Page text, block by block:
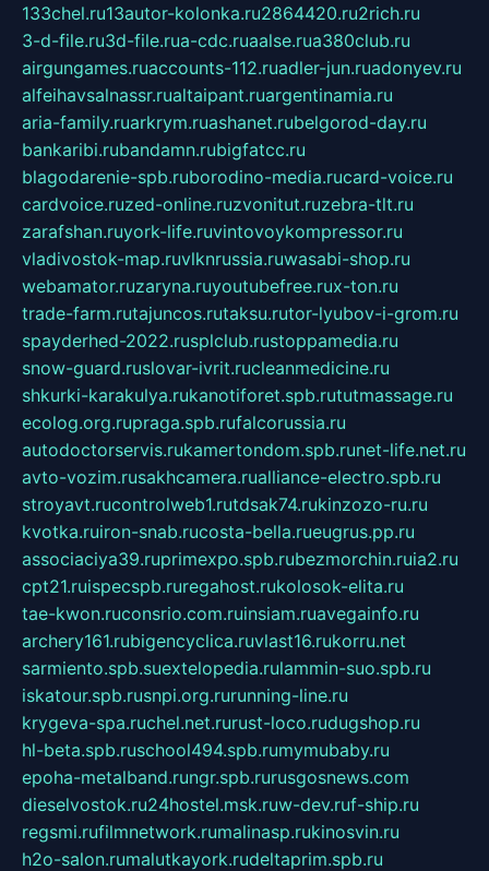
133chel.ru13autor-kolonka.ru2864420.ru2rich.ru
3-d-file.ru3d-file.rua-cdc.ruaalse.rua380club.ru
airgungames.ruaccounts-112.ruadler-jun.ruadonyev.ru
alfeihavsalnassr.rualtaipant.ruargentinamia.ru
aria-family.ruarkrym.ruashanet.rubelgorod-day.ru
bankaribi.rubandamn.rubigfatcc.ru
blagodarenie-spb.ruborodino-media.rucard-voice.ru
cardvoice.ruzed-online.ruzvonitut.ruzebra-tlt.ru
zarafshan.ruyork-life.ruvintovoykompressor.ru
vladivostok-map.ruvlknrussia.ruwasabi-shop.ru
webamator.ruzaryna.ruyoutubefree.rux-ton.ru
trade-farm.rutajuncos.rutaksu.rutor-lyubov-i-grom.ru
spayderhed-2022.rusplclub.rustoppamedia.ru
snow-guard.ruslovar-ivrit.rucleanmedicine.ru
shkurki-karakulya.rukanotiforet.spb.rututmassage.ru
ecolog.org.rupraga.spb.rufalcorussia.ru
autodoctorservis.rukamertondom.spb.runet-life.net.ru
avto-vozim.rusakhcamera.rualliance-electro.spb.ru
stroyavt.rucontrolweb1.rutdsak74.rukinzozo-ru.ru
kvotka.ruiron-snab.rucosta-bella.rueugrus.pp.ru
associaciya39.ruprimexpo.spb.rubezmorchin.ruia2.ru
cpt21.ruispecspb.ruregahost.rukolosok-elita.ru
tae-kwon.ruconsrio.com.ruinsiam.ruavegainfo.ru
archery161.rubigencyclica.ruvlast16.rukorru.net
sarmiento.spb.suextelopedia.rulammin-suo.spb.ru
iskatour.spb.rusnpi.org.rurunning-line.ru
krygeva-spa.ruchel.net.rurust-loco.rudugshop.ru
hl-beta.spb.ruschool494.spb.rumymubaby.ru
epoha-metalband.rungr.spb.rurusgosnews.com
dieselvostok.ru24hostel.msk.ruw-dev.ruf-ship.ru
regsmi.rufilmnetwork.rumalinasp.rukinosvin.ru
h2o-salon.rumalutkayork.rudeltaprim.spb.ru